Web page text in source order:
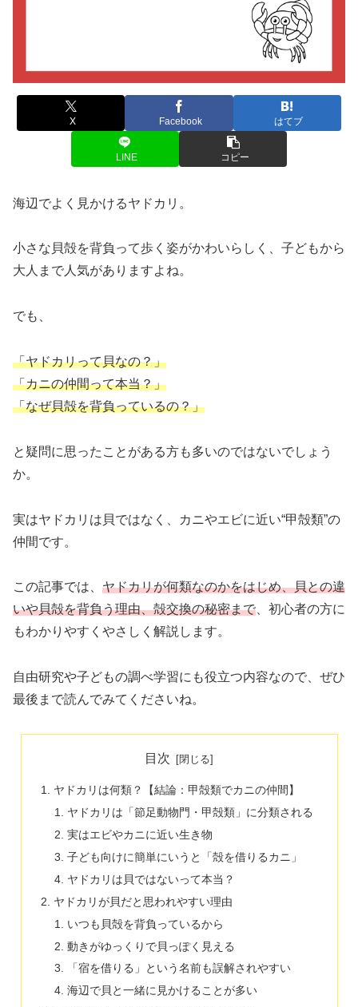
X Facebook はてブ
LINE コピー
海辺でよく見かけるヤドカリ。
小さな貝殻を背負って歩く姿がかわいらしく、子どもから
大人まで人気がありますよね。
でも、
「ヤドカリって貝なの？」
「カニの仲間って本当？」
「なぜ貝殻を背負っているの？」
と疑問に思ったことがある方も多いのではないでしょう
か。
実はヤドカリは貝ではなく、カニやエビに近い“甲殻類”の
仲間です。
この記事では、 ヤドカリが何類なのかをはじめ、貝との違
いや貝殻を背負う理由、殻交換の秘密まで 、初心者の方に
もわかりやすくやさしく解説します。
自由研究や子どもの調べ学習にも役立つ内容なので、ぜひ
最後まで読んでみてくださいね。
目次
ヤドカリは何類？【結論：甲殻類でカニの仲間】
ヤドカリは「節足動物門・甲殻類」に分類される
実はエビやカニに近い生き物
子ども向けに簡単にいうと「殻を借りるカニ」
ヤドカリは貝ではないって本当？
ヤドカリが貝だと思われやすい理由
いつも貝殻を背負っているから
動きがゆっくりで貝っぽく見える
「宿を借りる」という名前も誤解されやすい
海辺で貝と一緒に見かけることが多い